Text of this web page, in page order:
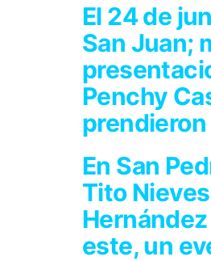
El 24 de
San Juan;
Penchy
En San
Tito
este, un